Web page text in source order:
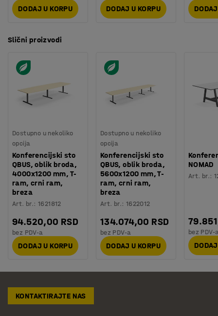
DODAJ U KORPU DODAJ U KORPU
Slični proizvodi
Dostupno u nekoliko
opcija
Konferencijski sto
QBUS, oblik broda,
4000x1200 mm, T-
ram, crni ram,
breza
Art. br.:1621812
94.520,00 RSD
bez PDV-a
DODAJ U KORPU
Dostupno u nekoliko
opcija
Konferencijski sto
QBUS, oblik broda,
5600x1200 mm, T-
ram, crni ram,
breza
Art. br.: 1622012
134.074,00 RSD
bez PDV-a
DODAJ U KORPU
NOMAD
Art. br.:
bez PDV-
KONTAKTIRAJTE NAS